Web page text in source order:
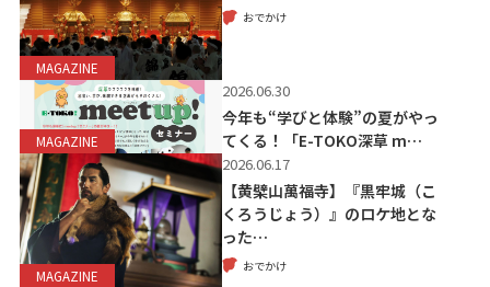
MAGAZINE
おでかけ
MAGAZINE
2026.06.30
今年も“学びと体験”の夏がやっ
てくる！「E-TOKO深草 m…
MAGAZINE
2026.06.17
【黄檗山萬福寺】『黒牢城（こ
くろうじょう）』のロケ地とな
った…
おでかけ